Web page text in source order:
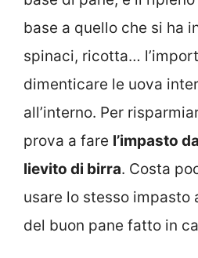
base a quello che si ha
spinaci, ricotta…
dimenticare le uova
all’interno. Per
prova a fare l’impasto
lievito di birra. Costa
usare lo stesso impasto
del buon pane fatto in